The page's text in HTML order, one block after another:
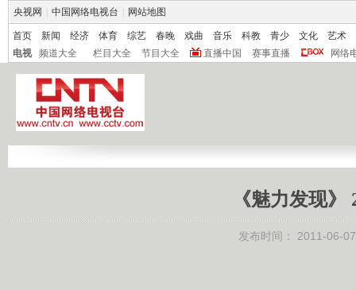
央视网 中国网络电视台 网站地图
首页 新闻 经济 体育 综艺 春晚 戏曲 音乐 科教 青少 文化
艺术
电视
频道大全 栏目大全 节目大全 直播中国 赛事直播 网络
《魅力发现》
发布时间： 2011-06-